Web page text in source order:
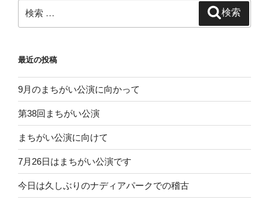
検
索:
検索
最近の投稿
9月のまちがい公演に向かって
第38回まちがい公演
まちがい公演に向けて
7月26日はまちがい公演です
今日は久しぶりのナディアパークでの稽古